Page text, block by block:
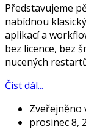
Představujeme
nabídnou
aplikací a
bez licence, bez
nucených
Číst dál...
Zveřejněno
prosinec 8,